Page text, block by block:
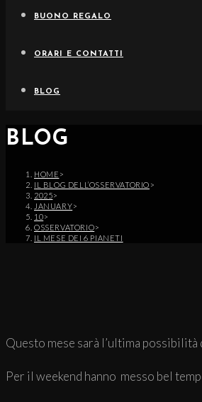
BUONO REGALO
ORARI E CONTATTI
BLOG
BLOG
HOME >
IL BLOG DELL’OSSERVATORIO >
2025>
JANUARY>
10>
OSSERVATORIO>
IL MESE DEI 6 PIANETI
Questo mese sarà l’ultima
Per il weekend hanno messo bel